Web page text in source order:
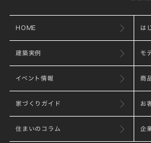
HOME は
建築実例 モ
イベント情報 商
家づくりガイド お
住まいのコラム 企